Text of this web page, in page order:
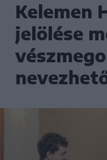
Kelemen
jelölése